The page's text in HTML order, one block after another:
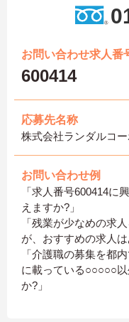
お問い合わせ求人番
600414
応募先名称
株式会社ランダルコ
お問い合わせ例
「求人番号600414に
えますか?」
「残業が少なめの求
が、おすすめの求人は
「介護職の募集を都
に載っている○○○○○
か?」